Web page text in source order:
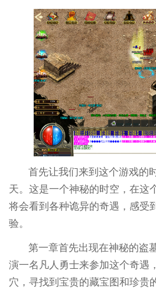
首先让我们来到这个游戏
天。这是一个神秘的时空，在这
将会看到各种诡异的奇遇，感受
验。
第一章首先出现在神秘的盗
演一名凡人勇士来参加这个奇遇
穴，寻找到宝贵的藏宝图和珍贵